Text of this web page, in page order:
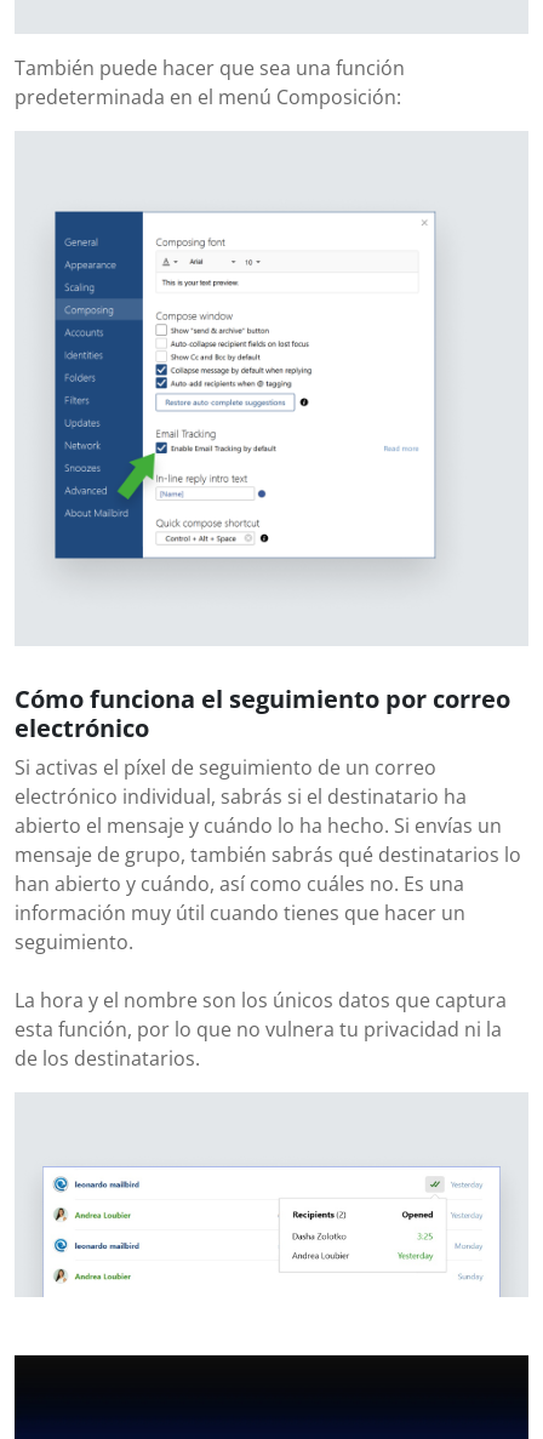
También puede hacer que sea una función
predeterminada en el menú Composición:
Cómo funciona el seguimiento por correo
electrónico
Si activas el píxel de seguimiento de un correo
electrónico individual, sabrás si el destinatario ha
abierto el mensaje y cuándo lo ha hecho. Si envías un
mensaje de grupo, también sabrás qué destinatarios lo
han abierto y cuándo, así como cuáles no. Es una
información muy útil cuando tienes que hacer un
seguimiento.
La hora y el nombre son los únicos datos que captura
esta función, por lo que no vulnera tu privacidad ni la
de los destinatarios.